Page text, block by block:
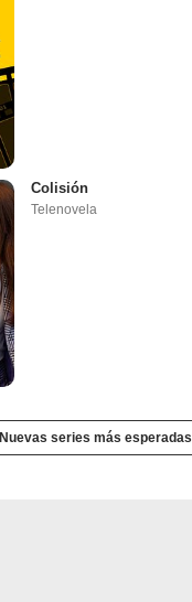
Colisión
Telenovela
Nuevas series más esperadas